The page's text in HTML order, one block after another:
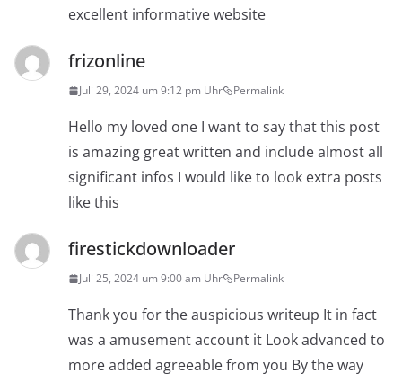
excellent informative website
frizonline
Juli 29, 2024 um 9:12 pm Uhr Permalink
Hello my loved one I want to say that this post
is amazing great written and include almost all
significant infos I would like to look extra posts
like this
firestickdownloader
Juli 25, 2024 um 9:00 am Uhr Permalink
Thank you for the auspicious writeup It in fact
was a amusement account it Look advanced to
more added agreeable from you By the way